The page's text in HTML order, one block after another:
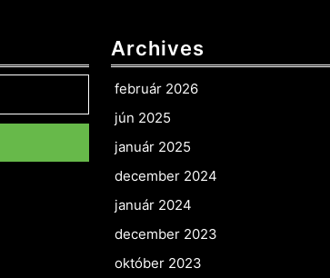
Archives
február 2026
jún 2025
január 2025
december 2024
január 2024
december 2023
október 2023